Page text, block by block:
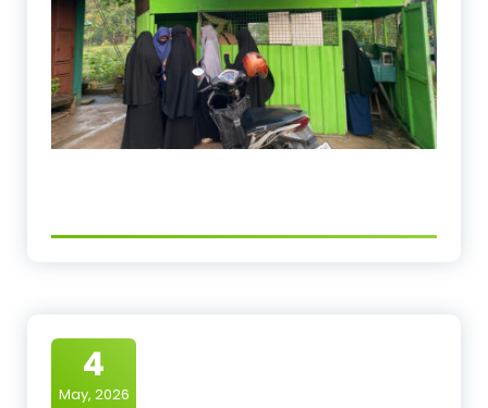
4
May, 2026